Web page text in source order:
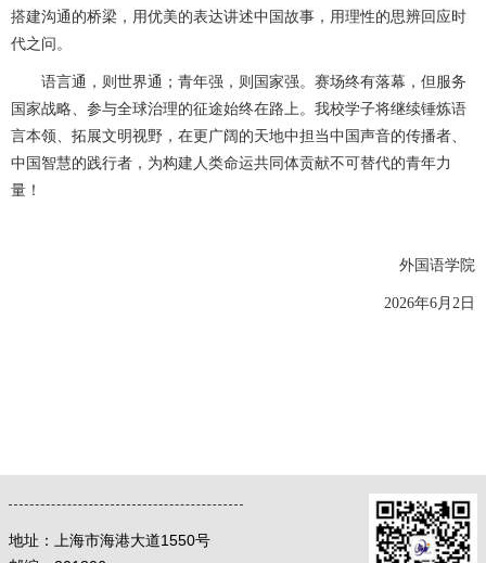
搭建沟通的桥梁，用优美的表达讲述中国故事，用理性的思辨回应时
代之问。
语言通，则世界通；青年强，则国家强。赛场终有落幕，但服务
国家战略、参与全球治理的征途始终在路上。我校学子将继续锤炼语
言本领、拓展文明视野，在更广阔的天地中担当中国声音的传播者、
中国智慧的践行者，为构建人类命运共同体贡献不可替代的青年力
量！
外国语学院
2026年6月2日
地址： 上海市海港大道1550号